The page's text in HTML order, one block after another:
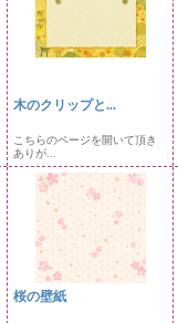
木のクリップと...
こちらのページを開いて頂き
ありが...
桜の壁紙